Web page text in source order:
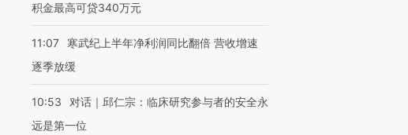
积金最高可贷340万元
11:07
寒武纪上半年净利润同比翻倍 营收增速
逐季放缓
10:53
对话｜邱仁宗：临床研究参与者的安全永
远是第一位